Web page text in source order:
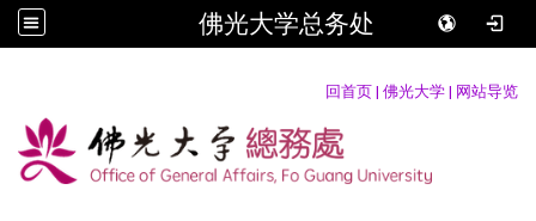
佛光大学总务处
回首页 | 佛光大学 | 网站导览